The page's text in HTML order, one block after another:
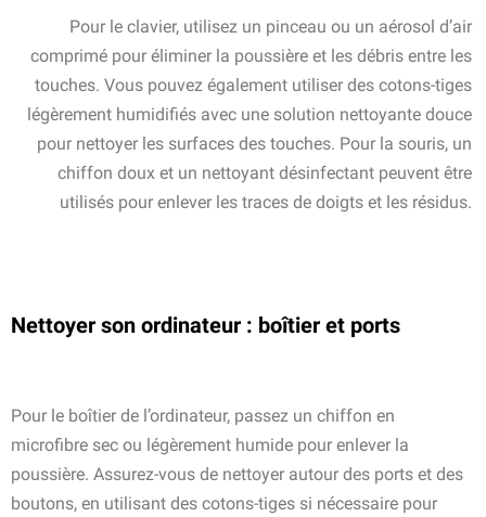
Pour le clavier, utilisez un pinceau ou un aérosol d’air
comprimé pour éliminer la poussière et les débris entre les
touches. Vous pouvez également utiliser des cotons-tiges
légèrement humidifiés avec une solution nettoyante douce
pour nettoyer les surfaces des touches. Pour la souris, un
chiffon doux et un nettoyant désinfectant peuvent être
utilisés pour enlever les traces de doigts et les résidus.
Nettoyer son ordinateur : boîtier et ports
Pour le boîtier de l’ordinateur, passez un chiffon en
microfibre sec ou légèrement humide pour enlever la
poussière. Assurez-vous de nettoyer autour des ports et des
boutons, en utilisant des cotons-tiges si nécessaire pour